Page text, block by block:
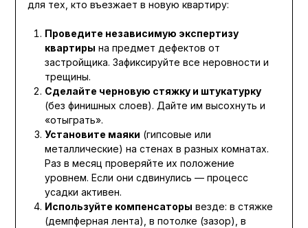
для тех, кто въезжает в новую квартиру:
Проведите независимую экспертизу
квартиры на предмет дефектов от
застройщика. Зафиксируйте все неровности и
трещины.
Сделайте черновую стяжку и штукатурку
(без финишных слоев). Дайте им высохнуть и
«отыграть».
Установите маяки (гипсовые или
металлические) на стенах в разных комнатах.
Раз в месяц проверяйте их положение
уровнем. Если они сдвинулись — процесс
усадки активен.
Используйте компенсаторы везде: в стяжке
(демпферная лента), в потолке (зазор), в